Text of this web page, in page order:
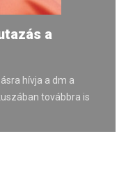
a
hívja a dm a
továbbra is